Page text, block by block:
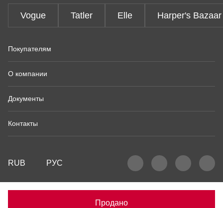
Продано
Vogue Tatler Elle Harper's Bazaar
Покупателям
О компании
Документы
Контакты
RUB РУС